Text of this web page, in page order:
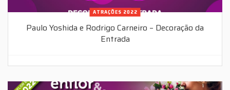
ATRAÇÕES 2022
Paulo Yoshida e Rodrigo Carneiro – Decoração da
Entrada